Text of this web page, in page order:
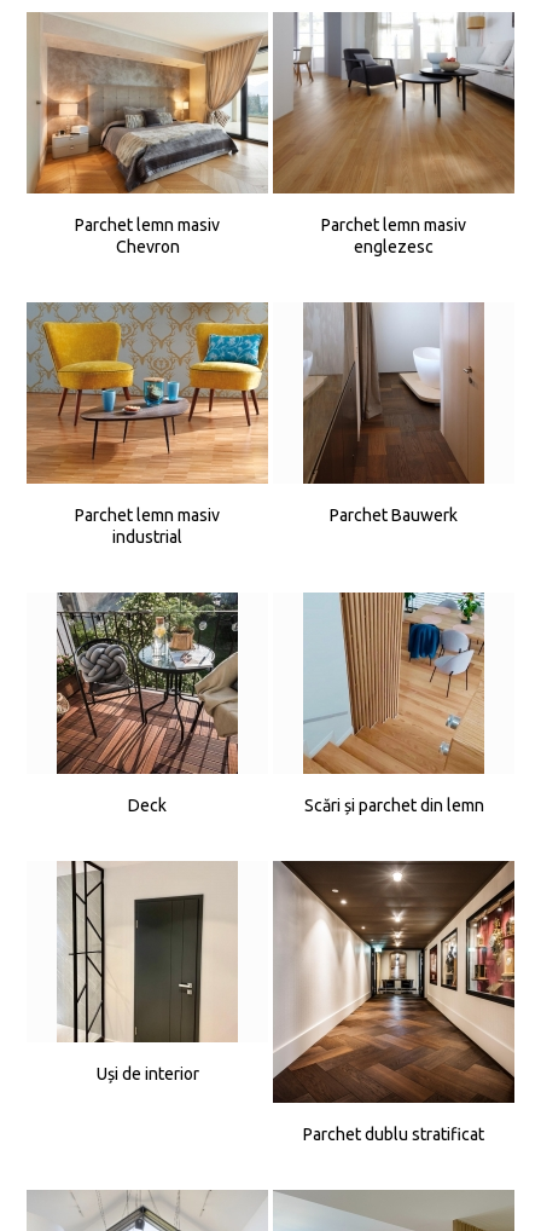
Parchet lemn masiv
Chevron
Parchet lemn masiv
englezesc
Parchet lemn masiv
industrial
Parchet Bauwerk
Deck Scări și parchet din lemn
Uși de interior
Parchet dublu stratificat